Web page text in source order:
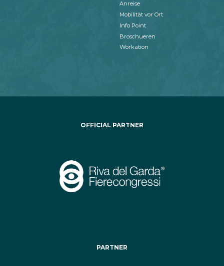
Anreise
Mobilität vor Ort
Info Point
Broschueren
Workation
OFFICIAL PARTNER
PARTNER